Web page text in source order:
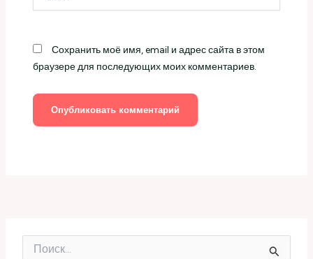
Сохранить моё имя, email и адрес сайта в этом
браузере для последующих моих комментариев.